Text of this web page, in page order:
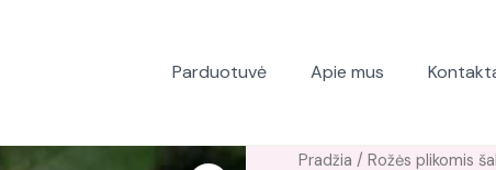
Parduotuvė Apie mus
Pradžia / Rožės plikomis